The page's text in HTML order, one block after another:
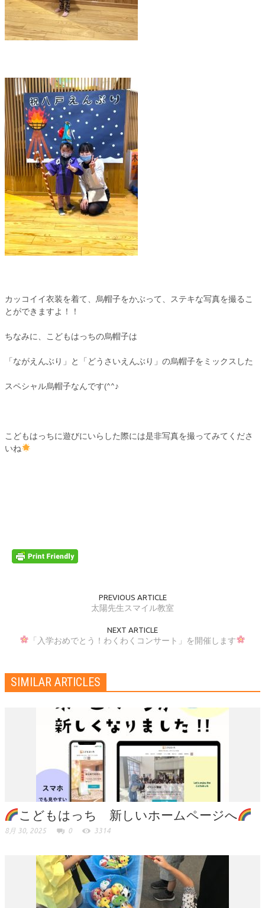
カッコイイ衣装を着て、烏帽子をかぶって、ステキな写真を撮るこ
とができますよ！！
ちなみに、こどもはっちの烏帽子は
「ながえんぶり」と「どうさいえんぶり」の烏帽子をミックスした
スペシャル烏帽子なんです(^^♪
こどもはっちに遊びにいらした際には是非写真を撮ってみてくださ
いね
PREVIOUS ARTICLE
太陽先生スマイル教室
NEXT ARTICLE
「入学おめでとう！わくわくコンサート」を開催します
SIMILAR ARTICLES
こどもはっち 新しいホームページへ
8月 30, 2025 0 3314